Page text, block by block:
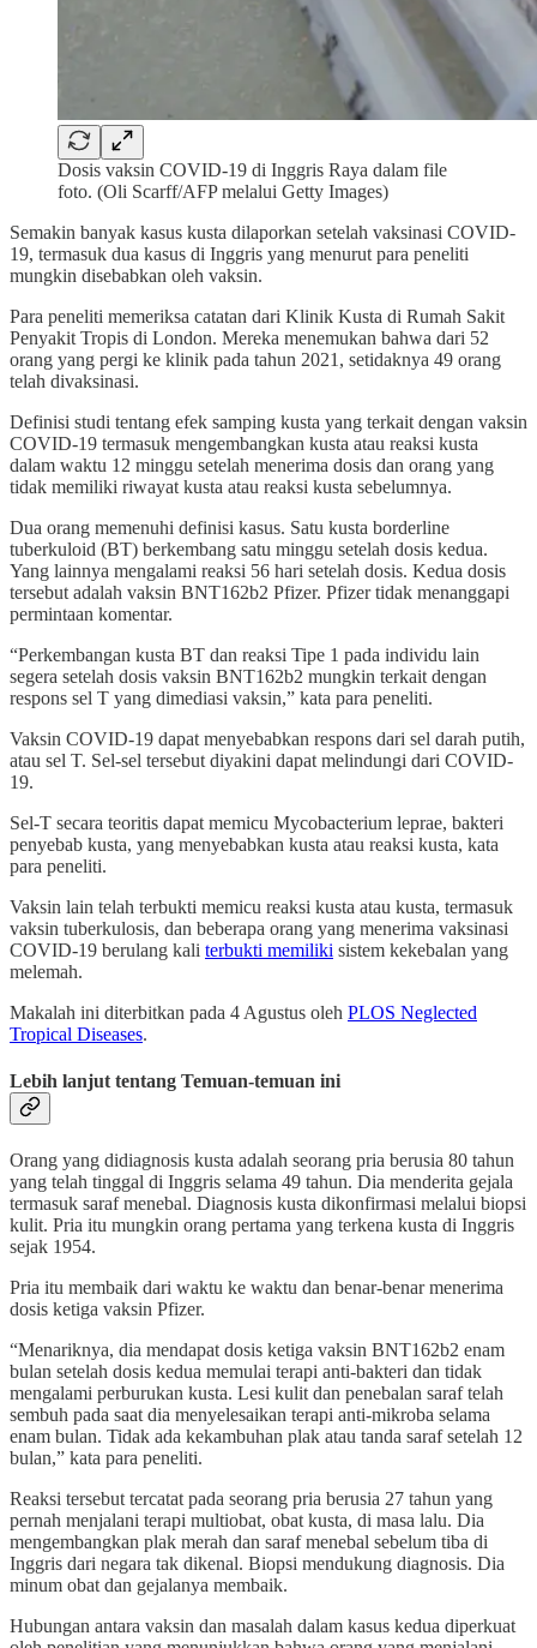
Dosis vaksin COVID-19 di Inggris Raya dalam file
foto. (Oli Scarff/AFP melalui Getty Images)
Semakin banyak kasus kusta dilaporkan setelah vaksinasi COVID-
19, termasuk dua kasus di Inggris yang menurut para peneliti
mungkin disebabkan oleh vaksin.
Para peneliti memeriksa catatan dari Klinik Kusta di Rumah Sakit
Penyakit Tropis di London. Mereka menemukan bahwa dari 52
orang yang pergi ke klinik pada tahun 2021, setidaknya 49 orang
telah divaksinasi.
Definisi studi tentang efek samping kusta yang terkait dengan vaksin
COVID-19 termasuk mengembangkan kusta atau reaksi kusta
dalam waktu 12 minggu setelah menerima dosis dan orang yang
tidak memiliki riwayat kusta atau reaksi kusta sebelumnya.
Dua orang memenuhi definisi kasus. Satu kusta borderline
tuberkuloid (BT) berkembang satu minggu setelah dosis kedua.
Yang lainnya mengalami reaksi 56 hari setelah dosis. Kedua dosis
tersebut adalah vaksin BNT162b2 Pfizer. Pfizer tidak menanggapi
permintaan komentar.
“Perkembangan kusta BT dan reaksi Tipe 1 pada individu lain
segera setelah dosis vaksin BNT162b2 mungkin terkait dengan
respons sel T yang dimediasi vaksin,” kata para peneliti.
Vaksin COVID-19 dapat menyebabkan respons dari sel darah putih,
atau sel T. Sel-sel tersebut diyakini dapat melindungi dari COVID-
19.
Sel-T secara teoritis dapat memicu Mycobacterium leprae, bakteri
penyebab kusta, yang menyebabkan kusta atau reaksi kusta, kata
para peneliti.
Vaksin lain telah terbukti memicu reaksi kusta atau kusta, termasuk
vaksin tuberkulosis, dan beberapa orang yang menerima vaksinasi
COVID-19 berulang kali terbukti memiliki sistem kekebalan yang
melemah.
Makalah ini diterbitkan pada 4 Agustus oleh PLOS Neglected
Tropical Diseases.
Lebih lanjut tentang Temuan-temuan ini
Orang yang didiagnosis kusta adalah seorang pria berusia 80 tahun
yang telah tinggal di Inggris selama 49 tahun. Dia menderita gejala
termasuk saraf menebal. Diagnosis kusta dikonfirmasi melalui biopsi
kulit. Pria itu mungkin orang pertama yang terkena kusta di Inggris
sejak 1954.
Pria itu membaik dari waktu ke waktu dan benar-benar menerima
dosis ketiga vaksin Pfizer.
“Menariknya, dia mendapat dosis ketiga vaksin BNT162b2 enam
bulan setelah dosis kedua memulai terapi anti-bakteri dan tidak
mengalami perburukan kusta. Lesi kulit dan penebalan saraf telah
sembuh pada saat dia menyelesaikan terapi anti-mikroba selama
enam bulan. Tidak ada kekambuhan plak atau tanda saraf setelah 12
bulan,” kata para peneliti.
Reaksi tersebut tercatat pada seorang pria berusia 27 tahun yang
pernah menjalani terapi multiobat, obat kusta, di masa lalu. Dia
mengembangkan plak merah dan saraf menebal sebelum tiba di
Inggris dari negara tak dikenal. Biopsi mendukung diagnosis. Dia
minum obat dan gejalanya membaik.
Hubungan antara vaksin dan masalah dalam kasus kedua diperkuat